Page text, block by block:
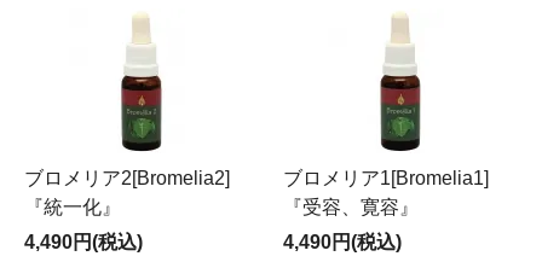
ブロメリア2[Bromelia2]
『統一化』
4,490円(税込)
ブロメリア1[Bromelia1]
『受容、寛容』
4,490円(税込)